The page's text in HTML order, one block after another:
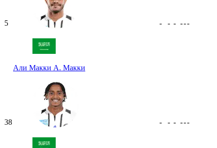
5
Али Макки А. Макки
- - - ---
38 - - - ---